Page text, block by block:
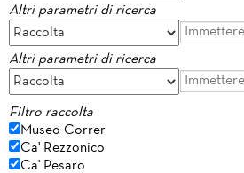
Altri parametri di ricerca
Altri parametri di ricerca
Filtro raccolta
Museo Correr
Ca' Rezzonico
Ca' Pesaro